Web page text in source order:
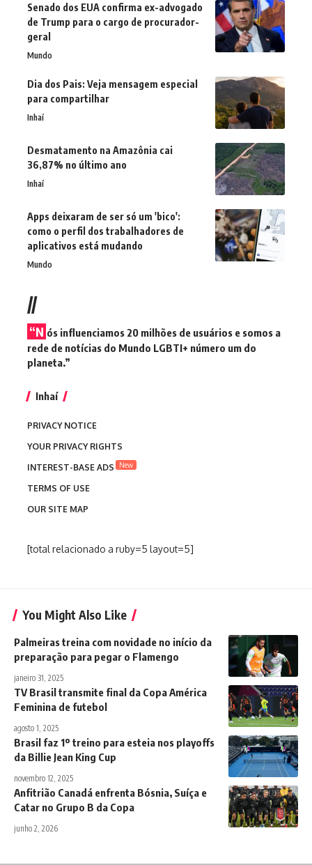
Senado dos EUA confirma ex-advogado
de Trump para o cargo de procurador-
geral
Mundo
Dia dos Pais: Veja mensagem especial
para compartilhar
Inhaí
Desmatamento na Amazônia cai
36,87% no último ano
Inhaí
Apps deixaram de ser só um 'bico':
como o perfil dos trabalhadores de
aplicativos está mudando
Mundo
//
“N ós influenciamos 20 milhões de usuários e somos a
rede de notícias do Mundo LGBTI+ número um do
planeta.”
Inhaí
PRIVACY NOTICE
YOUR PRIVACY RIGHTS
INTEREST-BASE ADS
New
TERMS OF USE
OUR SITE MAP
[total relacionado a ruby=5 layout=5]
You Might Also Like
Palmeiras treina com novidade no início da
preparação para pegar o Flamengo
janeiro 31, 2025
TV Brasil transmite final da Copa América
Feminina de futebol
agosto 1, 2025
Brasil faz 1º treino para esteia nos playoffs
da Billie Jean King Cup
novembro 12, 2025
Anfitrião Canadá enfrenta Bósnia, Suíça e
Catar no Grupo B da Copa
junho 2, 2026